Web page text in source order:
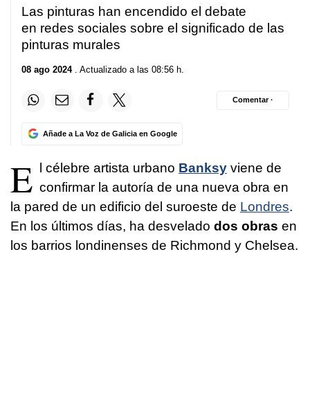
Las pinturas han encendido el debate
en redes sociales sobre el significado de las
pinturas murales
08 ago 2024. Actualizado a las 08:56 h.
Añade a La Voz de Galicia en Google
Comentar ·
E l célebre artista urbano Banksy viene de
confirmar la autoría de una nueva obra en
la pared de un edificio del suroeste de Londres.
En los últimos días, ha desvelado dos obras en
los barrios londinenses de Richmond y Chelsea.